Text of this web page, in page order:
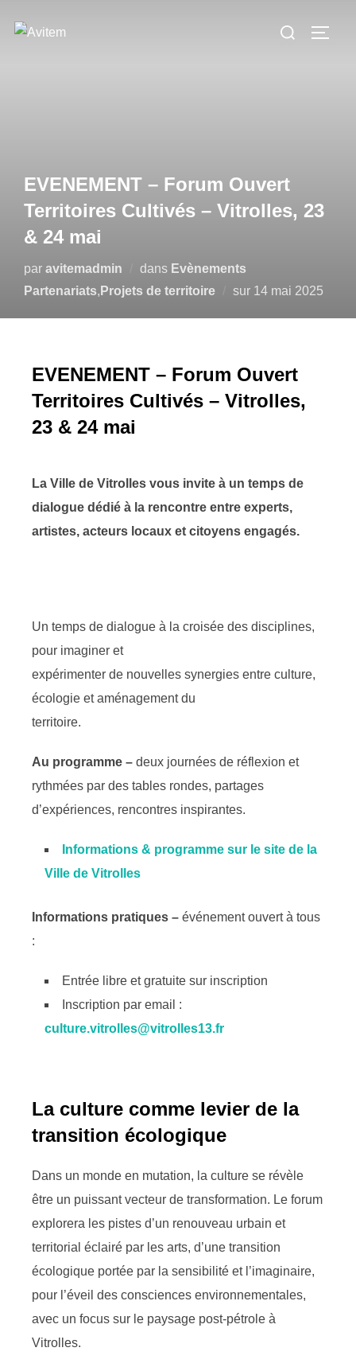
EVENEMENT – Forum Ouvert
Territoires Cultivés – Vitrolles, 23
& 24 mai
par avitemadmin dans Evènements
Partenariats, Projets de territoire sur 14 mai 2025
EVENEMENT – Forum Ouvert
Territoires Cultivés – Vitrolles,
23 & 24 mai
La Ville de Vitrolles vous invite à un temps de
dialogue dédié à la rencontre entre experts,
artistes, acteurs locaux et citoyens engagés.
Un temps de dialogue à la croisée des disciplines,
pour imaginer et
expérimenter de nouvelles synergies entre culture,
écologie et aménagement du
territoire.
Au programme – deux journées de réflexion et
rythmées par des tables rondes, partages
d’expériences, rencontres inspirantes.
Informations & programme sur le site de la
Ville de Vitrolles
Informations pratiques – événement ouvert à tous
:
Entrée libre et gratuite sur inscription
Inscription par email :
culture.vitrolles@vitrolles13.fr
La culture comme levier de la
transition écologique
Dans un monde en mutation, la culture se révèle
être un puissant vecteur de transformation. Le forum
explorera les pistes d’un renouveau urbain et
territorial éclairé par les arts, d’une transition
écologique portée par la sensibilité et l’imaginaire,
pour l’éveil des consciences environnementales,
avec un focus sur le paysage post-pétrole à
Vitrolles.